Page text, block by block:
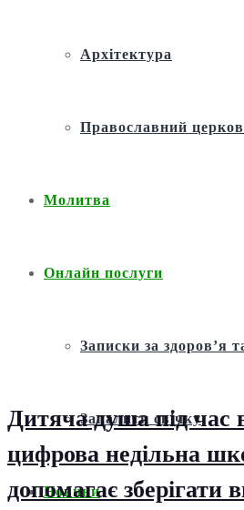
Архітектура
Православний
Молитва
Онлайн послуги
Записки за здоров’я
Запалити свічку
Новини
Дитяча душа під час
цифрова недільна
допомагає зберігати